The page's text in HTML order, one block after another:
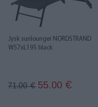
Jysk sunlounger NORDSTRAND
W57xL195 black
71.00€ 55.00 €